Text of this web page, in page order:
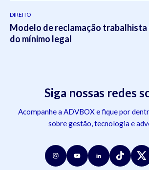
DIREITO
Modelo de reclamação trabalhista
do mínimo legal
Siga nossas redes
Acompanhe a ADVBOX e fique por
sobre gestão, tecnologia e